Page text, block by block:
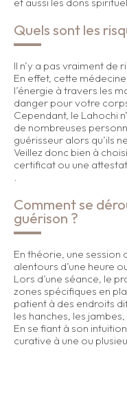
Quels sont les
Il n’y a pas vraiment de
En effet, cette
l’énergie à travers les
danger pour votre
Cependant, le Lahochi
de nombreuses
guérisseur alors qu’ils
Veillez donc bien à
certificat ou une
Comment se
guérison ?
En théorie, une session
alentours d’une heure
Lors d’une séance, le
zones spécifiques en
patient à des endroits
les hanches, les
En se fiant à son
curative à une ou